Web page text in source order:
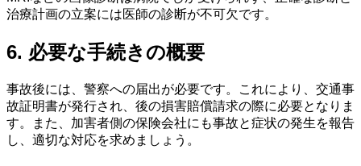
治療計画の立案には医師の診断が不可欠です。
6. 必要な手続きの概要
事故後には、警察への届出が必要です。これにより、交通事
故証明書が発行され、後の損害賠償請求の際に必要となりま
す。また、加害者側の保険会社にも事故と症状の発生を報告
し、適切な対応を求めましょう。